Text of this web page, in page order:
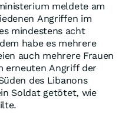
meldete am
Angriffen im
mindestens acht
habe es mehrere
auch mehrere Frauen
erneuten Angriff der
des Libanons
Soldat getötet, wie